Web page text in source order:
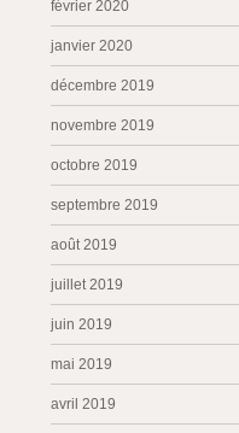
février 2020
janvier 2020
décembre 2019
novembre 2019
octobre 2019
septembre 2019
août 2019
juillet 2019
juin 2019
mai 2019
avril 2019